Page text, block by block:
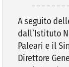
AREE
VIVERE
A seguito
dall’Istituto
Paleari e il
Direttore